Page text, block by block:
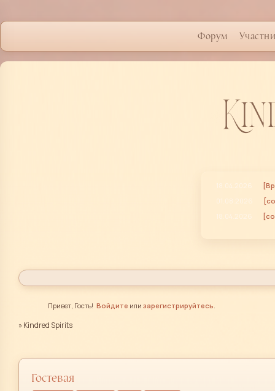
18.04.2026
01.08.2026
18.04.2026
Форум
Привет, Гость! Войдите илизарегистрируйтесь
»Kindred Spirits
Гостевая